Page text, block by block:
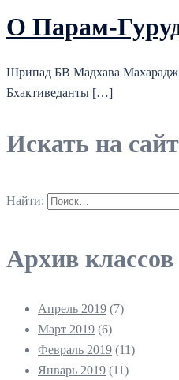
О Парам-
Шрипад БВ Мадхава
Бхактиведанты […]
Искать на
Найти:
Архив классов
Апрель 2019 (7)
Март 2019 (6)
Февраль 2019 (11)
Январь 2019 (11)